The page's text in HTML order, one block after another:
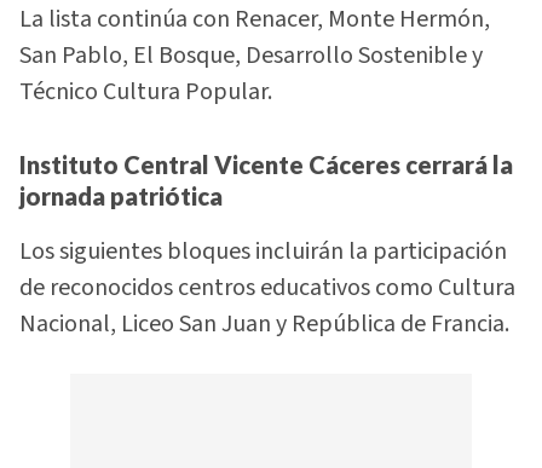
La lista continúa con Renacer, Monte Hermón,
San Pablo, El Bosque, Desarrollo Sostenible y
Técnico Cultura Popular.
Instituto Central Vicente Cáceres cerrará la
jornada patriótica
Los siguientes bloques incluirán la participación
de reconocidos centros educativos como Cultura
Nacional, Liceo San Juan y República de Francia.